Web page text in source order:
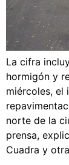
La cifra
hormigón y
miércoles, el
norte de la
prensa,
Cuadra y